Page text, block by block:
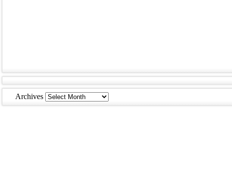
Archives Archives